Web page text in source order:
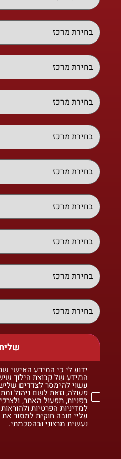
ידוע לי כי המידע האישי
המידע של קבוצת הילוך
עשוי להימסר לצדדים
פעולה, וזאת לשם ניהול
בפניות, תפעול האתר,
למדיניות הפרטיות
עליי חובה חוקית למסור
נעשית מרצוני ובהסכמתי.